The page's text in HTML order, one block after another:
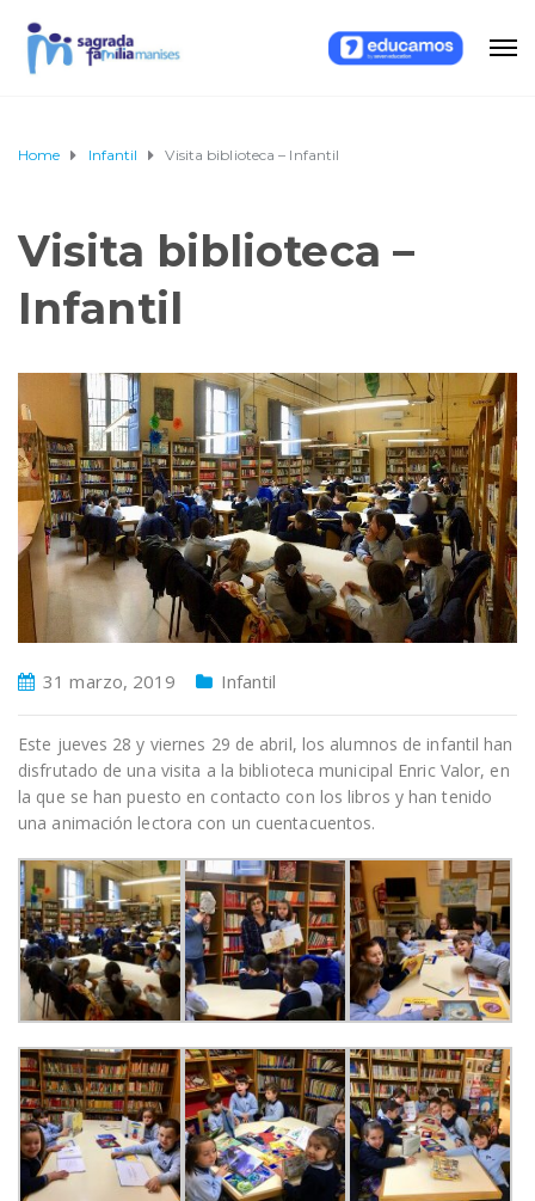
Home Infantil Visita biblioteca – Infantil
Visita biblioteca –
Infantil
31 marzo, 2019 Infantil
Este jueves 28 y viernes 29 de abril, los alumnos de infantil han
disfrutado de una visita a la biblioteca municipal Enric Valor, en
la que se han puesto en contacto con los libros y han tenido
una animación lectora con un cuentacuentos.